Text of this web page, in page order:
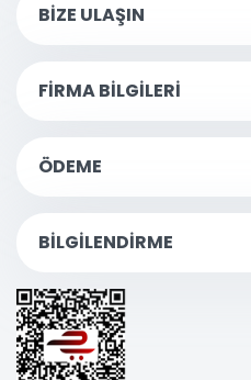
BİZE ULAŞIN
FİRMA BİLGİLERİ
ÖDEME
BİLGİLENDİRME